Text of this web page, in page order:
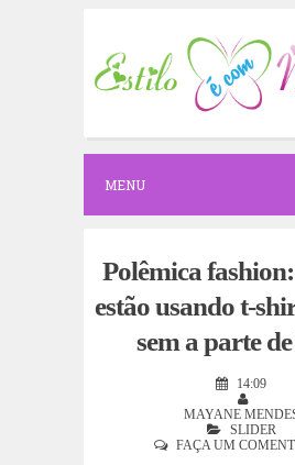
c
o
e
MENU
Polêmica fashion:
estão usando t-
sem a parte
14:09
MAYANE
SLIDER
FAÇA UM